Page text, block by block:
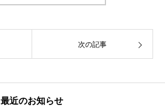
次の記事
最近のお知らせ